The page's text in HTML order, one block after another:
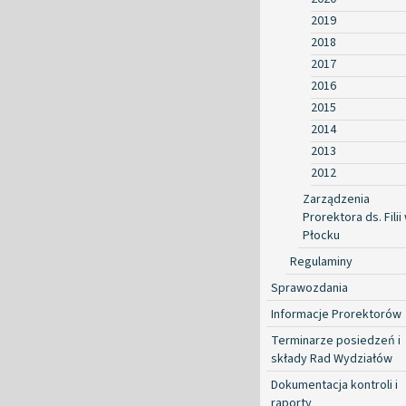
2019
2018
2017
2016
2015
2014
2013
2012
Zarządzenia
Prorektora ds. Filii
Płocku
Regulaminy
Sprawozdania
Informacje Prorektorów
Terminarze posiedzeń i
składy Rad Wydziałów
Dokumentacja kontroli i